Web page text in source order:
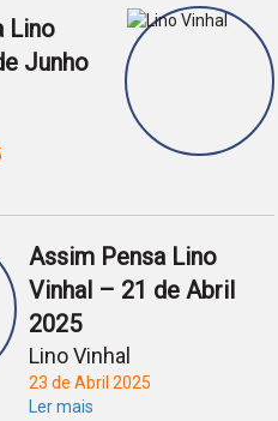
Lino
Junho
Assim Pensa Lino
Vinhal – 21 de Abril
2025
Lino Vinhal
23 de Abril 2025
Ler mais